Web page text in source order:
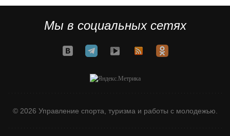
Мы в социальных сетях
© 2026 Управление спорта, туризма и работы с молодежью.